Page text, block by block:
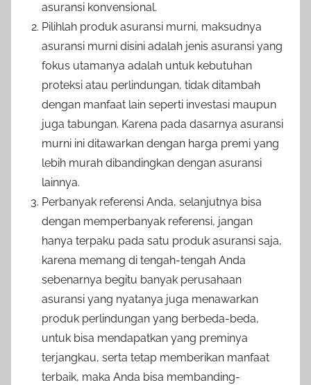
asuransi konvensional.
Pilihlah produk asuransi murni, maksudnya
asuransi murni disini adalah jenis asuransi yang
fokus utamanya adalah untuk kebutuhan
proteksi atau perlindungan, tidak ditambah
dengan manfaat lain seperti investasi maupun
juga tabungan. Karena pada dasarnya asuransi
murni ini ditawarkan dengan harga premi yang
lebih murah dibandingkan dengan asuransi
lainnya.
Perbanyak referensi Anda, selanjutnya bisa
dengan memperbanyak referensi, jangan
hanya terpaku pada satu produk asuransi saja,
karena memang di tengah-tengah Anda
sebenarnya begitu banyak perusahaan
asuransi yang nyatanya juga menawarkan
produk perlindungan yang berbeda-beda,
untuk bisa mendapatkan yang preminya
terjangkau, serta tetap memberikan manfaat
terbaik, maka Anda bisa membanding-